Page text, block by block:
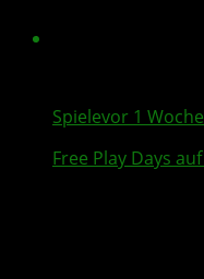
Spielevor 1 Woche
Free Play Days